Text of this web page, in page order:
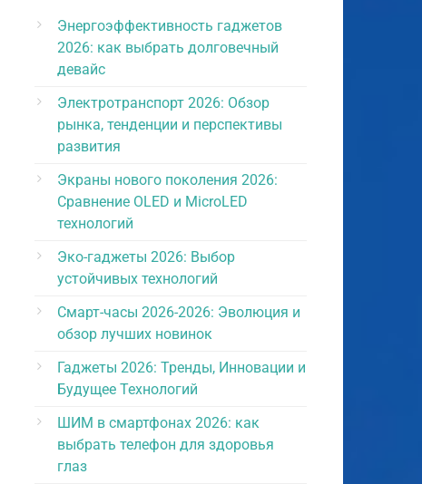
Энергоэффективность гаджетов
2026: как выбрать долговечный
девайс
Электротранспорт 2026: Обзор
рынка, тенденции и перспективы
развития
Экраны нового поколения 2026:
Сравнение OLED и MicroLED
технологий
Эко-гаджеты 2026: Выбор
устойчивых технологий
Смарт-часы 2026-2026: Эволюция и
обзор лучших новинок
Гаджеты 2026: Тренды, Инновации и
Будущее Технологий
ШИМ в смартфонах 2026: как
выбрать телефон для здоровья
глаз